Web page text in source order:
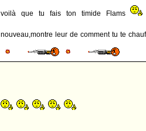
voilà que tu fais ton timide Flams
nouveau,montre leur de comment tu te